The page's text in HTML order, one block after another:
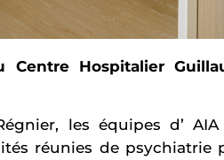
Hospitalier
les équipes d’ AIA
réunies de psychiatrie